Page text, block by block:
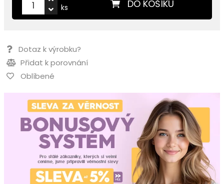
DO KOŠÍKU
ks
Dotaz k výrobku?
Přidat k porovnání
Oblíbené